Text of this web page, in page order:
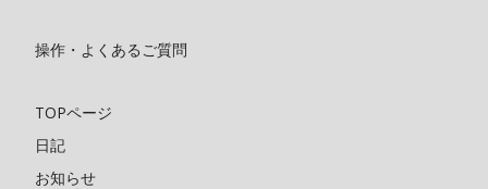
操作・よくあるご質問
TOPページ
日記
お知らせ